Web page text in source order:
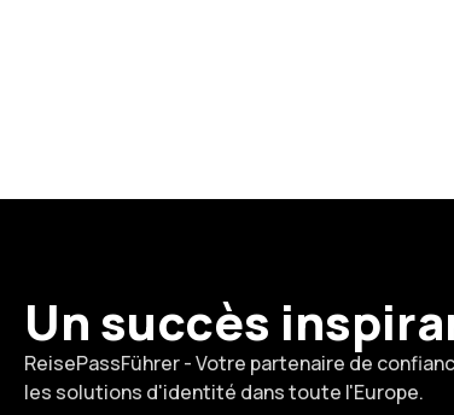
Un succès
ReisePassFührer - Votre partenaire de
les solutions d'identité dans toute l'Europe.